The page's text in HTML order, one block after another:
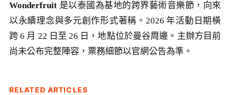
Wonderfruit 是以泰國為基地的跨界藝術音樂節，向來
以永續理念與多元創作形式著稱。2026 年活動日期橫
跨 6 月 22 日至 26 日，地點位於曼谷周邊。主辦方目前
尚未公布完整陣容，票務細節以官網公告為準。
RELATED ARTICLES